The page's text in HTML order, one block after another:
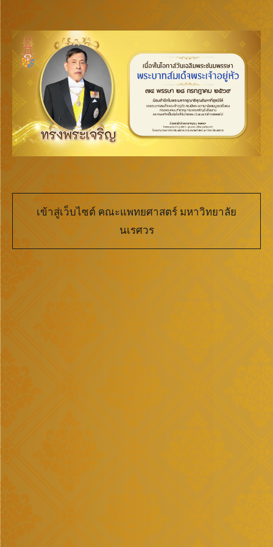
เข้าสู่เว็บไซต์ คณะแพทยศาสตร์ มหาวิทยาลัย
นเรศวร